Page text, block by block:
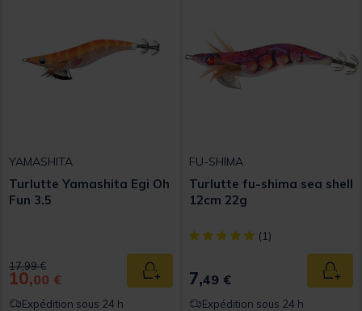
YAMASHITA
Turlutte Yamashita Egi Oh
Fun 3.5
Price reduced from
17,99 €to
10,00 € Ajouter au panier
Expédition sous 24 h
FU-SHIMA
Turlutte fu-shima sea shell
12cm 22g
[object Object] out of 5
(1)
7,49 €
Expédition sous 24 h